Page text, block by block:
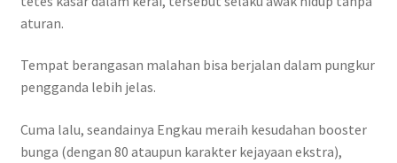
aturan.
Tempat berangasan malahan bisa berjalan dalam pungkur
pengganda lebih jelas.
Cuma lalu, seandainya Engkau meraih kesudahan booster
bunga (dengan 80 ataupun karakter kejayaan ekstra),